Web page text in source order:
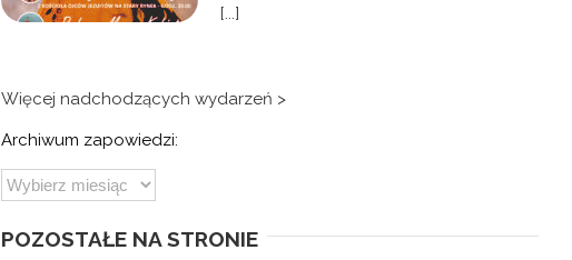
[...]
Więcej nadchodzących wydarzeń >
Archiwum zapowiedzi:
POZOSTAŁE NA STRONIE